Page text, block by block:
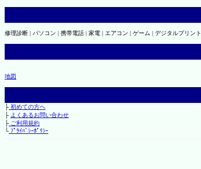
修理診断 | パソコン | 携帯電話 | 家電 | エアコン | ゲーム | デジタルプリント
地図
├初めての方へ
├ よくあるお問い合わせ
├ご利用規約
└ﾌﾟﾗｲﾊﾞｼｰﾎﾟﾘｼｰ